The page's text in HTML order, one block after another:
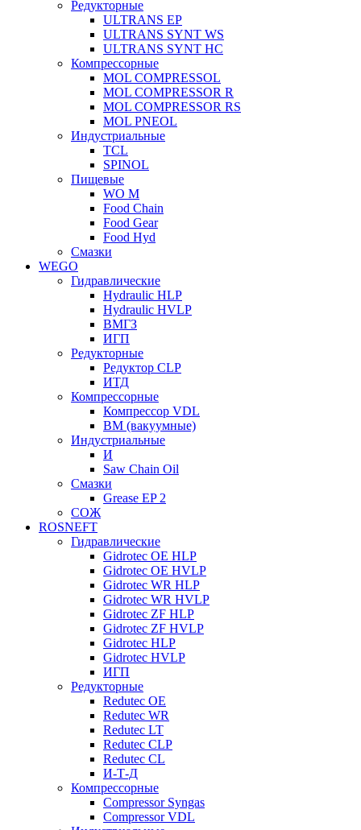
Редукторные
ULTRANS EP
ULTRANS SYNT WS
ULTRANS SYNT HC
Компрессорные
MOL COMPRESSOL
MOL COMPRESSOR R
MOL COMPRESSOR RS
MOL PNEOL
Индустриальные
TCL
SPINOL
Пищевые
WO M
Food Chain
Food Gear
Food Hyd
Смазки
WEGO
Гидравлические
Hydraulic HLP
Hydraulic HVLP
ВМГЗ
ИГП
Редукторные
Редуктор CLP
ИТД
Компрессорные
Компрессор VDL
ВМ (вакуумные)
Индустриальные
И
Saw Chain Oil
Смазки
Grease EP 2
СОЖ
ROSNEFT
Гидравлические
Gidrotec OE HLP
Gidrotec OE HVLP
Gidrotec WR HLP
Gidrotec WR HVLP
Gidrotec ZF HLP
Gidrotec ZF HVLP
Gidrotec HLP
Gidrotec HVLP
ИГП
Редукторные
Redutec OE
Redutec WR
Redutec LT
Redutec CLP
Redutec CL
И-Т-Д
Компрессорные
Compressor Syngas
Compressor VDL